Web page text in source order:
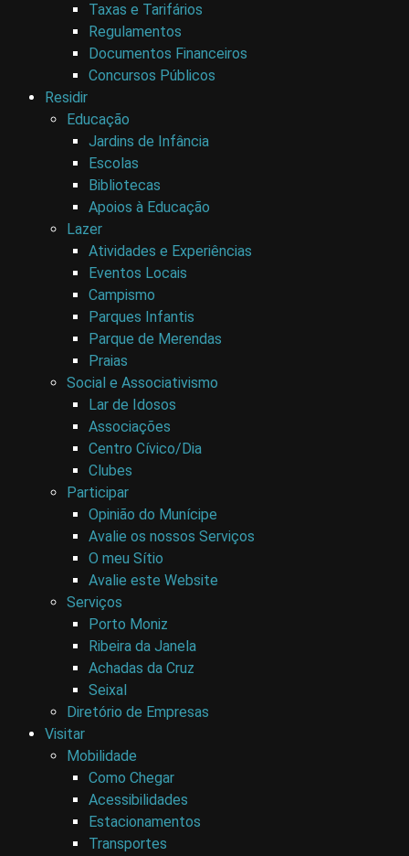
Taxas e Tarifários
Regulamentos
Documentos Financeiros
Concursos Públicos
Residir
Educação
Jardins de Infância
Escolas
Bibliotecas
Apoios à Educação
Lazer
Atividades e Experiências
Eventos Locais
Campismo
Parques Infantis
Parque de Merendas
Praias
Social e Associativismo
Lar de Idosos
Associações
Centro Cívico/Dia
Clubes
Participar
Opinião do Munícipe
Avalie os nossos Serviços
O meu Sítio
Avalie este Website
Serviços
Porto Moniz
Ribeira da Janela
Achadas da Cruz
Seixal
Diretório de Empresas
Visitar
Mobilidade
Como Chegar
Acessibilidades
Estacionamentos
Transportes